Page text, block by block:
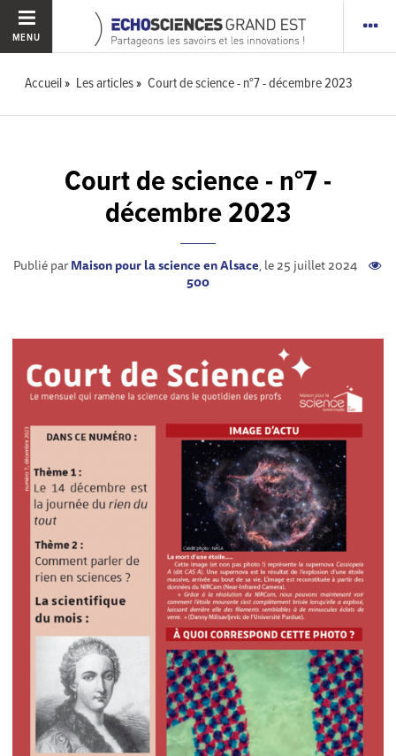
MENU
Accueil Les articles Court de science - n°7 - décembre 2023
Court de science - n°7 -
décembre 2023
Publié parMaison pour la science en Alsace, le 25 juillet 2024
500